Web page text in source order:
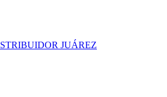
JUÁREZ